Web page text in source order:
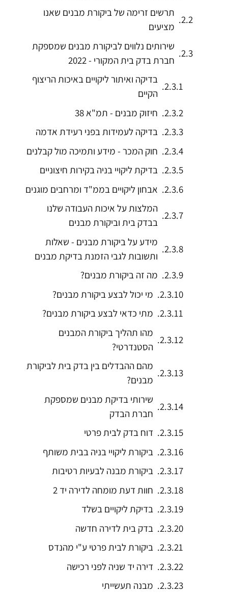
תרשים זרימה של ביקורת מבנים שאנו
מציעים
שירותים נלווים לביקורת מבנים שמספקת
חברת בדק בית המקורי - 2022
בדיקה ואיתור ליקויים באיכות הריצוף
הקיים
חיזוק מבנים - תמ"א 38
בדיקה לעמידות בפני רעידת אדמה
חוק המכר - מידע ותמיכה מול קבלנים
בדיקת ליקויי בניה בקירות חיצוניים
אבחון ליקויים בממ"ד ומרחבים מוגנים
המלצות על איכות העבודה שלנו
בבדק בית וביקורת מבנים
מידע על ביקורת מבנים - שאלות
ותשובות לגבי הזמנת בדיקת מבנים
מה זה ביקורת מבנים?
מי יכול לבצע ביקורת מבנים?
מתי כדאי לבצע ביקורת מבנים?
מהו תהליך ביקורת המבנים
הסטנדרטי?
מהם ההבדלים בין בדק בית לביקורת
מבנים?
שירותי בדיקת מבנים שמספקת
חברת הבדק
דוח בדק לבית פרטי
ביקורת ליקויי בניה בבית משותף
ביקורת מבנה לבעיות רטיבות
חוות דעת מומחה לדירה יד 2
בדיקת ליקויים בשלד
בדק בית לדירה חדשה
ביקורת לבית פרטי ע"י מהנדס
דירה יד שניה לפני רכישה
מבנה תעשייתי